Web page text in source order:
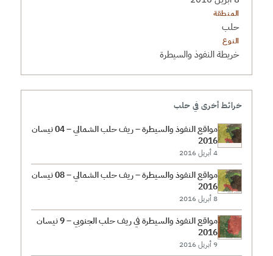
المنطقة
حلب
النوع
خريطة النفوذ والسيطرة
خرائط أخرى في حلب
مواقع النفوذ والسيطرة – ريف حلب الشمالي – 04 نيسان
2016
4 أبريل 2016
مواقع النفوذ والسيطرة – ريف حلب الشمالي – 08 نيسان
2016
8 أبريل 2016
مواقع النفوذ والسيطرة في ريف حلب الجنوبي – 9 نيسان
2016
9 أبريل 2016